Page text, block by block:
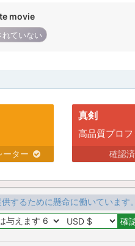
movie
れていない
ーター
真剣
高品質プロ
確認
するために懸命に働いています